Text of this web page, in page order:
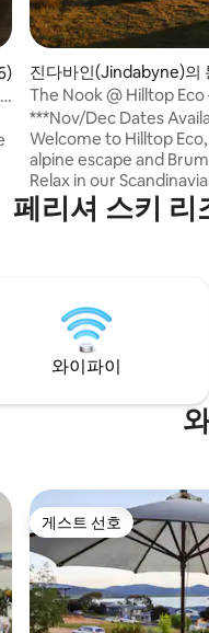
(5점 만점), 후기 226개
진다바인(Jindabyne)의
집
The Nook @ Hilltop Eco
***Nov/Dec Dates
Welcome to Hilltop
alpine escape and
Relax in our
blending warmth,
conscious design. Enjoy sweeping
landscape. Set on a private 100-acre
property, just 15
and 35 minutes from
Perisher. Your own space, surrounded by
페리셔 스키 리
와이파이
게스트 선호
게스트 선호